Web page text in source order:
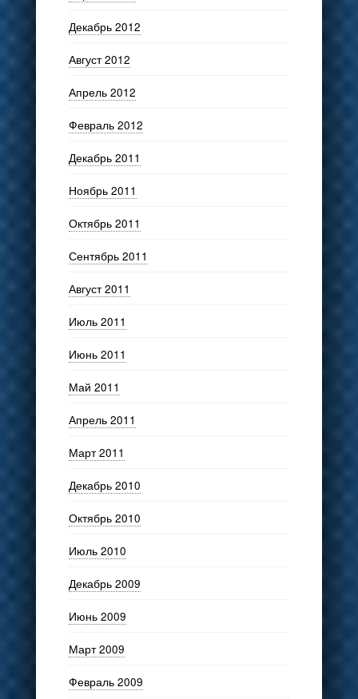
Декабрь 2012
Август 2012
Апрель 2012
Февраль 2012
Декабрь 2011
Ноябрь 2011
Октябрь 2011
Сентябрь 2011
Август 2011
Июль 2011
Июнь 2011
Май 2011
Апрель 2011
Март 2011
Декабрь 2010
Октябрь 2010
Июль 2010
Декабрь 2009
Июнь 2009
Март 2009
Февраль 2009